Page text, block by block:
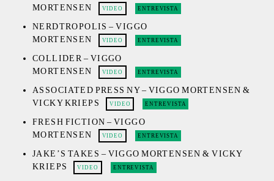
MORTENSEN
VIDEO ENTREVISTA
NERDTROPOLIS – VIGGO
MORTENSEN
VIDEO ENTREVISTA
COLLIDER – VIGGO
MORTENSEN
VIDEO ENTREVISTA
ASSOCIATED PRESS NY – VIGGO MORTENSEN &
VICKY KRIEPS
VIDEO ENTREVISTA
FRESH FICTION – VIGGO
MORTENSEN
VIDEO ENTREVISTA
JAKE’S TAKES – VIGGO MORTENSEN & VICKY
KRIEPS
VIDEO ENTREVISTA